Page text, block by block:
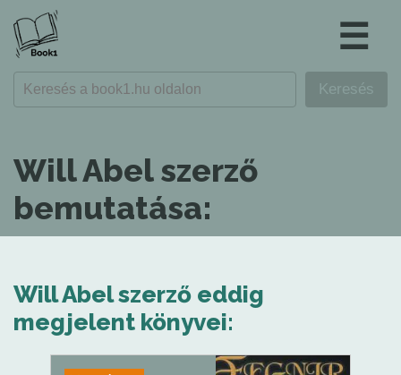
☰
Will Abel szerző
bemutatása:
Will Abel szerző eddig
megjelent könyvei: